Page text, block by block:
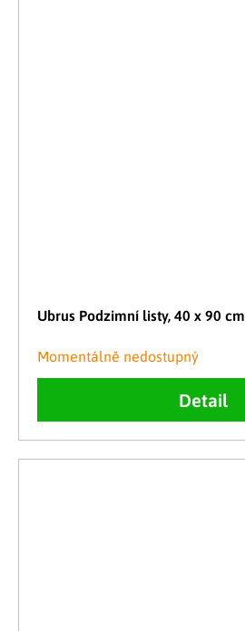
Ubrus Podzimní listy, 40 x 90 cm
Momentálně nedostupný
Detail